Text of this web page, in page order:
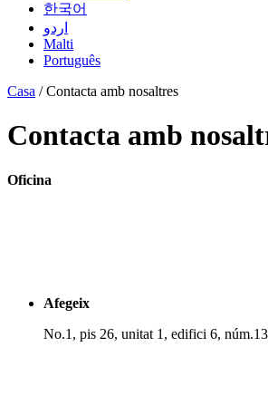
한국어
اردو
Malti
Português
Casa / Contacta amb nosaltres
Contacta amb
Oficina
Afegeix
No.1, pis 26, unitat 1, edifici 6,